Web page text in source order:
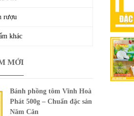
rượu
khác
MỚI
Bánh phồng tôm Vĩnh Hoà
Phát 500g – Chuẩn đặc sản
Năm Căn